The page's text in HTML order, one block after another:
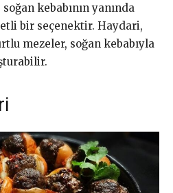
kebabının yanında
bir seçenektir. Haydari,
mezeler, soğan kebabıyla